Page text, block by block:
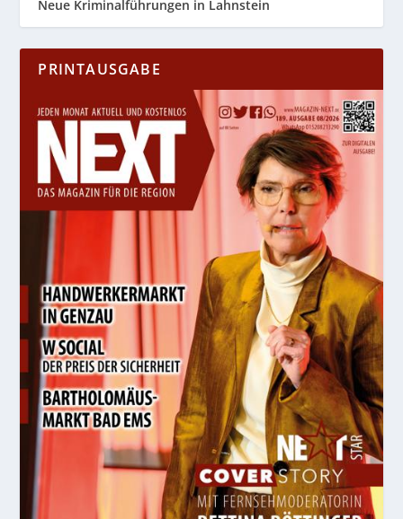
Neue Kriminalführungen in Lahnstein
PRINTAUSGABE